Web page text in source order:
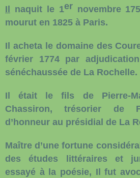
Il naquit le 1er novembre
mourut en 1825 à Paris.
Il acheta le domaine des
février 1774 par
sénéchaussée de La Rochelle.
Il était le fils de Pierre-
Chassiron, trésorier de
d’honneur au présidial de La
Maître d’une fortune
des études littéraires et
essayé à la poésie, Il fut